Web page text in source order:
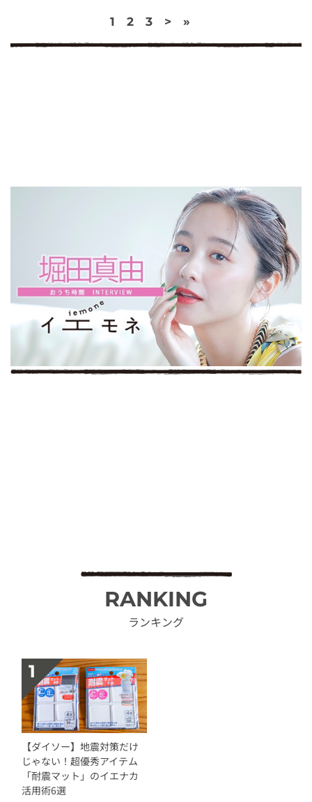
1 2 3 > »
RANKING
ランキング
【ダイソー】地震対策だけ
じゃない！超優秀アイテム
「耐震マット」のイエナカ
活用術6選